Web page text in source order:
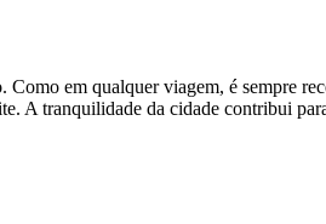
Como em qualquer viagem, é sempre
A tranquilidade da cidade contribui